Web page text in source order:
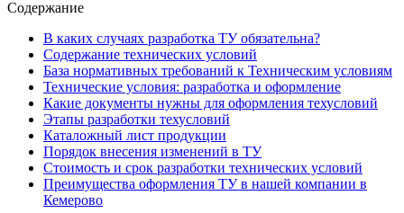
Содержание
В каких случаях разработка ТУ обязательна?
Содержание технических условий
База нормативных требований к Техническим условиям
Технические условия: разработка и оформление
Какие документы нужны для оформления техусловий
Этапы разработки техусловий
Каталожный лист продукции
Порядок внесения изменений в ТУ
Стоимость и срок разработки технических условий
Преимущества оформления ТУ в нашей компании в
Кемерово